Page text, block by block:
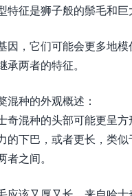
特征是狮子般的鬃毛和巨
因，它们可能会更多地模
两者的特征。
混种的外观概述：
奇混种的头部可能更呈
的下巴，或者更长，类似
之间。